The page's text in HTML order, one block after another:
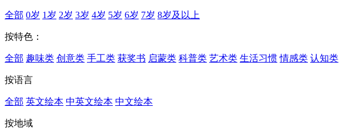
全部 0岁 1岁 2岁 3岁 4岁 5岁 6岁 7岁 8岁及以上
按特色：
全部 趣味类 创意类 手工类 获奖书 启蒙类 科普类 艺术类 生活习惯 情感类 认知类
按语言
全部 英文绘本 中英文绘本 中文绘本
按地域